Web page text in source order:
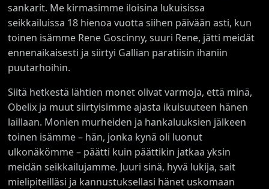
sankarit. Me kirmasimme iloisina lukuisissa
seikkailuissa 18 hienoa vuotta siihen päivään asti, kun
toinen isämme Rene Goscinny, suuri Rene, jätti meidät
ennenaikaisesti ja siirtyi Gallian paratiisin ihaniin
puutarhoihin.
Siitä hetkestä lähtien monet olivat varmoja, että minä,
Obelix ja muut siirtyisimme ajasta ikuisuuteen hänen
laillaan. Monien murheiden ja hankaluuksien jälkeen
toinen isämme – hän, jonka kynä oli luonut
ulkonäkömme – päätti kuin päättikin jatkaa yksin
meidän seikkailujamme. Juuri sinä, hyvä lukija, sait
mielipiteilläsi ja kannustuksellasi hänet uskomaan